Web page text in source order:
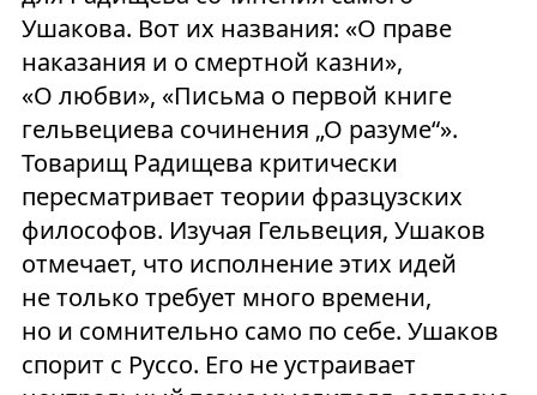
Ушакова. Вот их названия: «О праве
наказания и о смертной казни»,
«О любви», «Письма о первой книге
гельвециева сочинения „О разуме“».
Товарищ Радищева критически
пересматривает теории фразцузских
философов. Изучая Гельвеция, Ушаков
отмечает, что исполнение этих идей
не только требует много времени,
но и сомнительно само по себе. Ушаков
спорит с Руссо. Его не устраивает